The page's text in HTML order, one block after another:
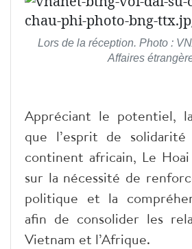
Lors de la réception. Photo :
Affaires
Appréciant le potentiel,
que l’esprit de
continent africain, Le Hoai
sur la nécessité de
politique et la
afin de consolider les
Vietnam et l’Afrique.